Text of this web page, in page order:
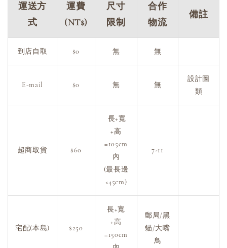
運送方
式
運費
(NT$)
尺寸
限制
合作
物流
備註
到店自取 $0 無 無
E-mail $0 無 無
設計圖
類
超商取貨 $60
長+寬
+高
=105cm
內
(最長邊
<45cm)
7-11
宅配(本島) $250
長+寬
+高
=150cm
郵局/黑
貓/大嘴
鳥